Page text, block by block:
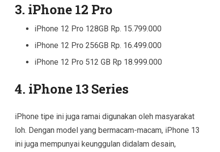
3. iPhone 12 Pro
iPhone 12 Pro 128GB Rp. 15.799.000
iPhone 12 Pro 256GB Rp. 16.499.000
iPhone 12 Pro 512 GB Rp 18.999.000
4. iPhone 13 Series
iPhone tipe ini juga ramai digunakan oleh masyarakat
loh. Dengan model yang bermacam-macam, iPhone 13
ini juga mempunyai keunggulan didalam desain,